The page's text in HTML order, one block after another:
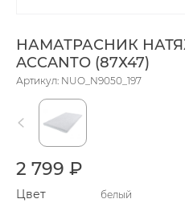
НАМАТРАСНИК
ACCANTO (87Х47)
Артикул: NUO_N9050_197
2 799 ₽
Цвет белый